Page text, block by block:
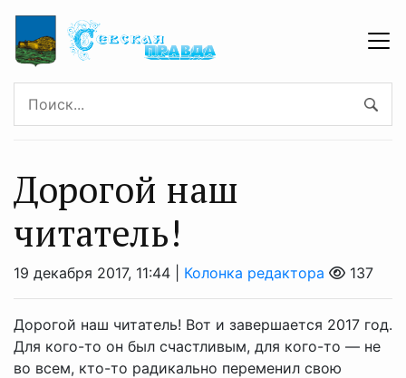
Дорогой наш
читатель!
19 декабря 2017, 11:44 | Колонка редактора 137
Дорогой наш читатель! Вот и завершается 2017 год.
Для кого-то он был счастливым, для кого-то — не
во всем, кто-то радикально переменил свою